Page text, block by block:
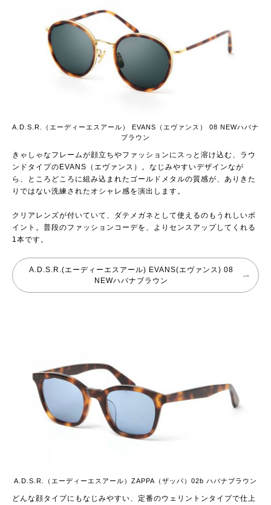
A.D.S.R.（エーディーエスアール） EVANS（エヴァンス） 08 NEWハバナ
ブラウン
きゃしゃなフレームが顔立ちやファッションにスっと溶け込む、ラウ
ンドタイプのEVANS（エヴァンス）。なじみやすいデザインなが
ら、ところどころに組み込まれたゴールドメタルの質感が、ありきた
りではない洗練されたオシャレ感を演出します。
クリアレンズが付いていて、ダテメガネとして使えるのもうれしいポ
イント。普段のファッションコーデを、よりセンスアップしてくれる
1本です。
A.D.S.R.(エーディーエスアール) EVANS(エヴァンス) 08
NEWハバナブラウン
A.D.S.R.（エーディーエスアール）ZAPPA（ザッパ）02b ハバナブラウン
どんな顔タイプにもなじみやすい、定番のウェリントンタイプで仕上